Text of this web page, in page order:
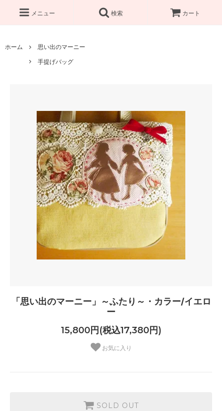
メニュー 検索 カート
ホーム
思い出のマーニー
手提げバッグ
「思い出のマーニー」～ふたり～・カラー/イエロ
ー
15,800円(税込17,380円)
お気に入り
SOLD OUT